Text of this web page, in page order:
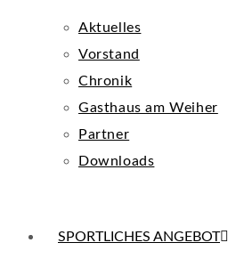
Aktuelles
Vorstand
Chronik
Gasthaus am Weiher
Partner
Downloads
SPORTLICHES ANGEBOT